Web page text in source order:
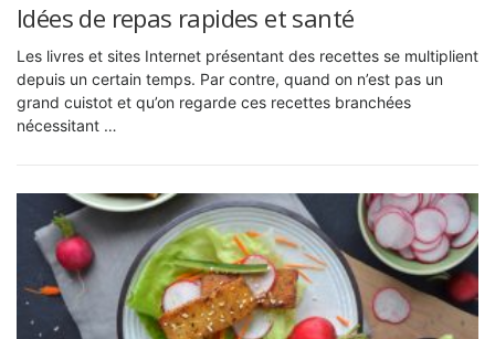
Idées de repas rapides et santé
Les livres et sites Internet présentant des recettes se multiplient
depuis un certain temps. Par contre, quand on n’est pas un
grand cuistot et qu’on regarde ces recettes branchées
nécessitant …